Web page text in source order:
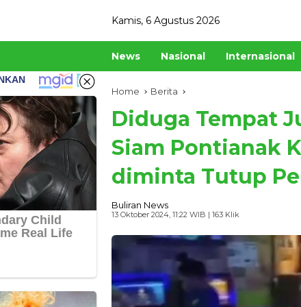
Kamis, 6 Agustus 2026
News Nasional Internasional
Home Berita
Diduga Tempat
Siam Pontianak
diminta Tutup
Buliran News
13 Oktober 2024, 11:22 WIB | 163 Klik